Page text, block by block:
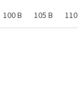
100 B 105 B